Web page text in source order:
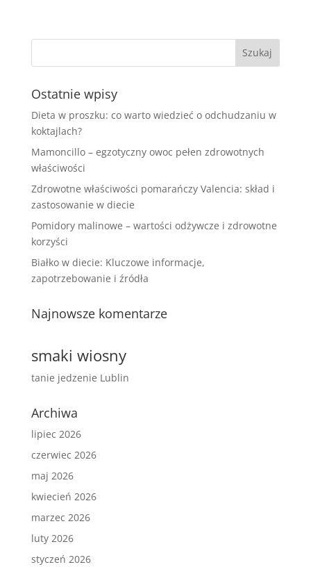
Ostatnie wpisy
Dieta w proszku: co warto wiedzieć o odchudzaniu w
koktajlach?
Mamoncillo – egzotyczny owoc pełen zdrowotnych
właściwości
Zdrowotne właściwości pomarańczy Valencia: skład i
zastosowanie w diecie
Pomidory malinowe – wartości odżywcze i zdrowotne
korzyści
Białko w diecie: Kluczowe informacje,
zapotrzebowanie i źródła
Najnowsze komentarze
smaki wiosny
tanie jedzenie Lublin
Archiwa
lipiec 2026
czerwiec 2026
maj 2026
kwiecień 2026
marzec 2026
luty 2026
styczeń 2026